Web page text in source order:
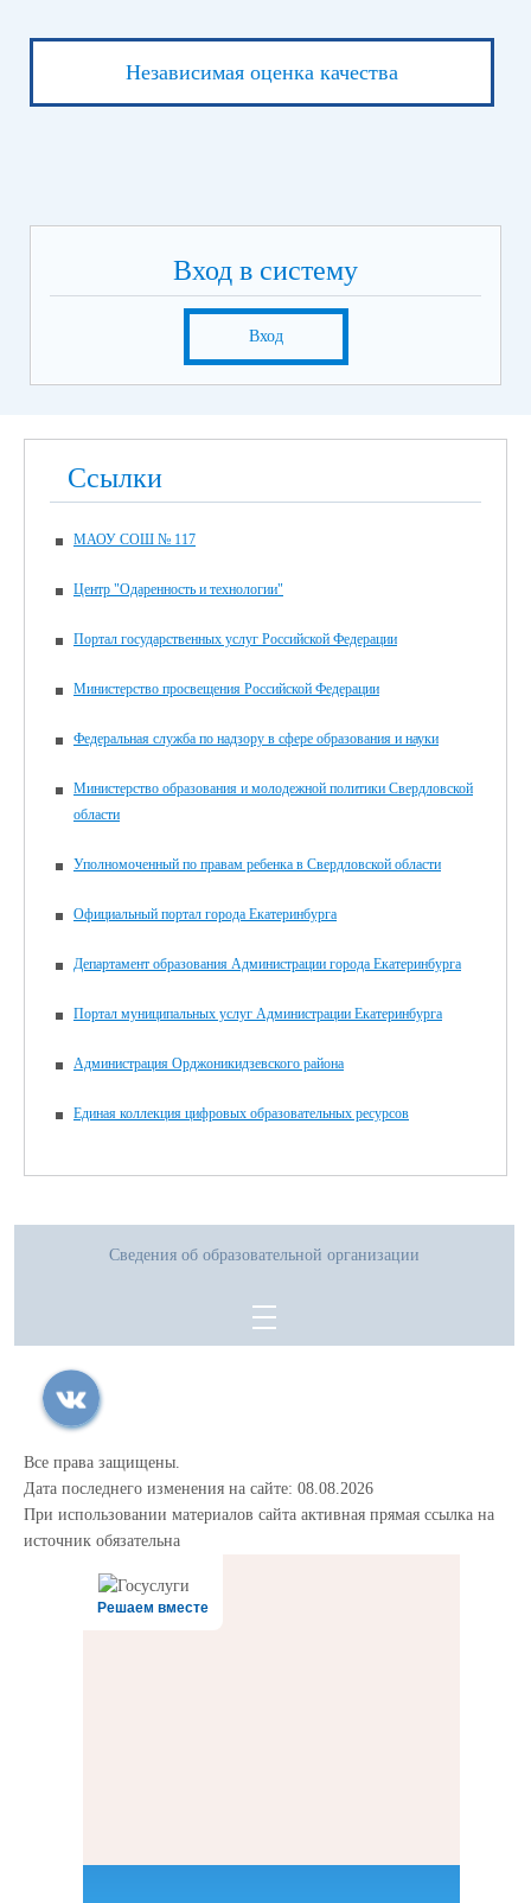
Независимая оценка качества
Вход в систему
Вход
Ссылки
МАОУ СОШ № 117
Центр "Одаренность и технологии"
Портал государственных услуг Российской Федерации
Министерство просвещения Российской Федерации
Федеральная служба по надзору в сфере образования и науки
Министерство образования и молодежной политики Свердловской
области
Уполномоченный по правам ребенка в Свердловской области
Официальный портал города Екатеринбурга
Департамент образования Администрации города Екатеринбурга
Портал муниципальных услуг Администрации Екатеринбурга
Администрация Орджоникидзевского района
Единая коллекция цифровых образовательных ресурсов
Сведения об образовательной организации
Все права защищены.
Дата последнего изменения на сайте: 08.08.2026
При использовании материалов сайта активная прямая ссылка на
источник обязательна
Решаем вместе